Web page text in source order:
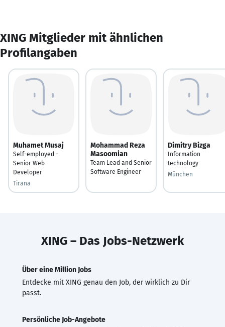
XING Mitglieder mit ähnlichen
Profilangaben
Muhamet Musaj
Self-employed -
Senior Web
Developer
Tirana
Mohammad Reza
Masoomian
Team Lead and Senior
Software Engineer
Dimitry Bizga
Information
technology
München
XING – Das Jobs-Netzwerk
Über eine Million Jobs
Entdecke mit XING genau den Job, der wirklich zu Dir
passt.
Persönliche Job-Angebote